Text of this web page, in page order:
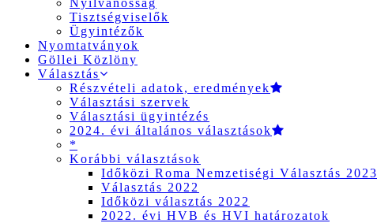
Nyilvánosság
Tisztségviselők
Ügyintézők
Nyomtatványok
Göllei Közlöny
Választás
Részvételi adatok, eredmények
Választási szervek
Választási ügyintézés
2024. évi általános választások
*
Korábbi választások
Időközi Roma Nemzetiségi Választás 2023
Választás 2022
Időközi választás 2022
2022. évi HVB és HVI határozatok